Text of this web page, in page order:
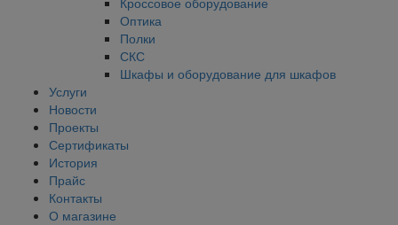
Оптика
Полки
СКС
Шкафы и оборудование для шкафов
Услуги
Новости
Проекты
Сертификаты
История
Прайс
Контакты
О магазине